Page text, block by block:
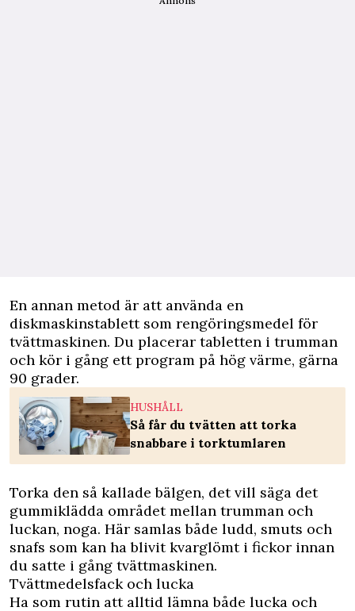
En annan metod är att använda en
diskmaskinstablett som rengöringsmedel för
tvättmaskinen. Du placerar tabletten i trumman
och kör i gång ett program på hög värme, gärna
90 grader.
HUSHÅLL
Så får du tvätten att torka
snabbare i torktumlaren
Torka den så kallade bälgen, det vill säga det
gummiklädda området mellan trumman och
luckan, noga. Här samlas både ludd, smuts och
snafs som kan ha blivit kvarglömt i fickor innan
du satte i gång tvättmaskinen.
Tvättmedelsfack och lucka
Ha som rutin att alltid lämna både lucka och